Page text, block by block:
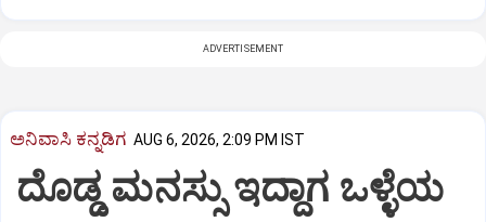
ADVERTISEMENT
ಅನಿವಾಸಿ ಕನ್ನಡಿಗ AUG 6, 2026, 2:09 PM IST
ದೊಡ್ಡ ಮನಸ್ಸು ಇದ್ದಾಗ ಒಳ್ಳೆಯ